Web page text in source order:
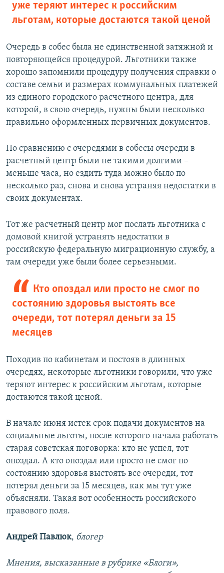
уже теряют интерес к российским
льготам, которые достаются такой ценой
Очередь в собес была не единственной затяжной и
повторяющейся процедурой. Льготники также
хорошо запомнили процедуру получения справки о
составе семьи и размерах коммунальных платежей
из единого городского расчетного центра, для
которой, в свою очередь, нужны были несколько
правильно оформленных первичных документов.
По сравнению с очередями в собесы очереди в
расчетный центр были не такими долгими –
меньше часа, но ездить туда можно было по
несколько раз, снова и снова устраняя недостатки в
своих документах.
Тот же расчетный центр мог послать льготника с
домовой книгой устранять недостатки в
российскую федеральную миграционную службу, а
там очереди уже были более серьезными.
Кто опоздал или просто не смог по
состоянию здоровья выстоять все
очереди, тот потерял деньги за 15
месяцев
Походив по кабинетам и постояв в длинных
очередях, некоторые льготники говорили, что уже
теряют интерес к российским льготам, которые
достаются такой ценой.
В начале июня истек срок подачи документов на
социальные льготы, после которого начала работать
старая советская поговорка: кто не успел, тот
опоздал. А кто опоздал или просто не смог по
состоянию здоровья выстоять все очереди, тот
потерял деньги за 15 месяцев, как мы тут уже
объясняли. Такая вот особенность российского
правового поля.
Андрей Павлюк, блогер
Мнения, высказанные в рубрике «Блоги»,